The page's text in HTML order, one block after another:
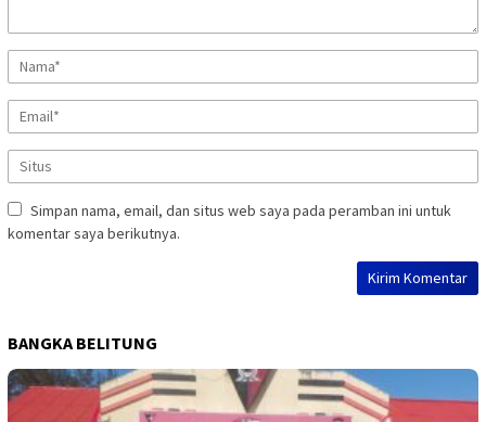
Simpan nama, email, dan situs web saya pada peramban ini untuk
komentar saya berikutnya.
BANGKA BELITUNG